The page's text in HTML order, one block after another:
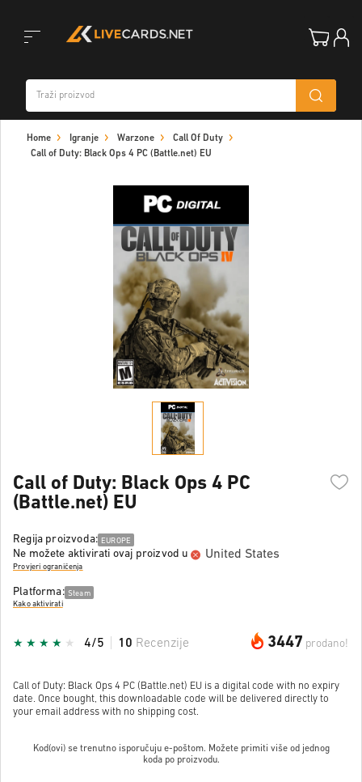
navigation
Home Igranje Warzone
Call Of Duty
Call of Duty: Black Ops 4 PC (Battle.net) EU
Call of Duty: Black Ops 4 PC
(Battle.net) EU
Regija proizvoda: EUROPE
Ne možete aktivirati ovaj proizvod u United States
Provjeri ograničenja
Platforma: Steam
Kako aktivirati
3447 prodano!
4/5 10 Recenzije
Call of Duty: Black Ops 4 PC (Battle.net) EU is a digital code with no expiry
date. Once bought, this downloadable code will be delivered directly to
your email address with no shipping cost.
Kod(ovi) se trenutno isporučuju e-poštom. Možete primiti više od jednog
koda po proizvodu.